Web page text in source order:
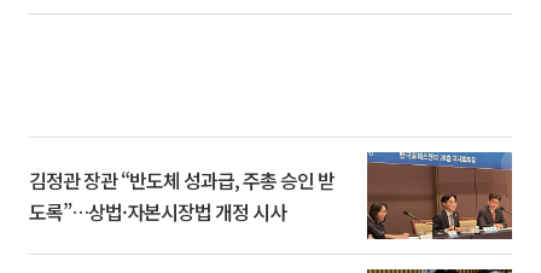
김정관 장관 “반도체 성과급, 주총 승인 받
도록”…상법·자본시장법 개정 시사